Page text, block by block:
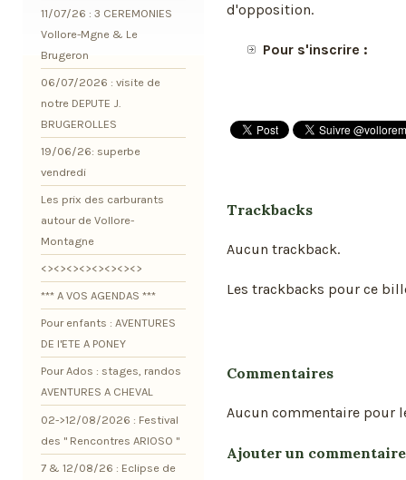
d'opposition.
Pour s'inscrire :
Trackbacks
Aucun trackback.
Les trackbacks pour ce
Commentaires
Aucun commentaire pour
Ajouter un commentaire
11/07/26 : 3 CEREMONIES
Vollore-Mgne & Le
Brugeron
06/07/2026 : visite de
notre DEPUTE J.
BRUGEROLLES
19/06/26: superbe
vendredi
Les prix des carburants
autour de Vollore-
Montagne
<><><><><><><><>
*** A VOS AGENDAS ***
Pour enfants : AVENTURES
DE l'ETE A PONEY
Pour Ados : stages, randos
AVENTURES A CHEVAL
02->12/08/2026 : Festival
des " Rencontres ARIOSO "
7 & 12/08/26 : Eclipse de